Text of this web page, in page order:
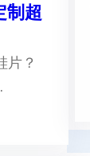
制超
片？